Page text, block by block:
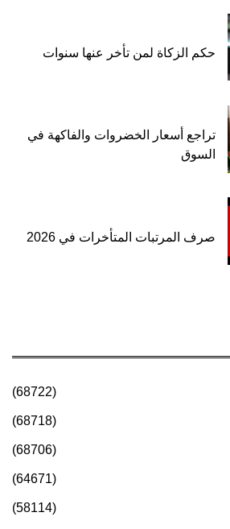
حكم الزكاة لمن تأخر عنها سنوات
تراجع أسعار الخضروات والفاكهة في
السوق
صرف المرتبات المتأخرات في 2026
(68722)
(68718)
(68706)
(64671)
(58114)